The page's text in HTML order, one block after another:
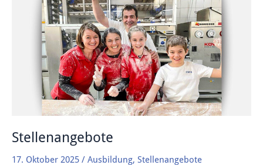
Stellenangebote
17. Oktober 2025 / Ausbildung, Stellenangebote